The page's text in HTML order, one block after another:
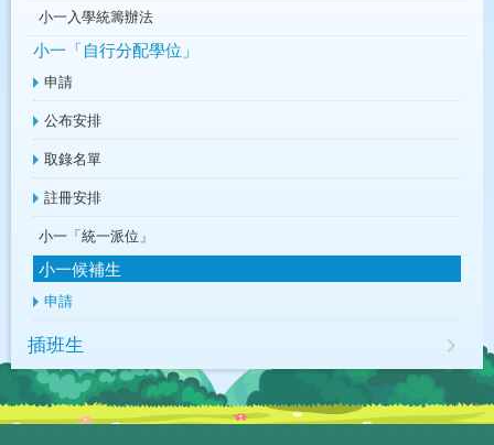
小一入學統籌辦法
小一「自行分配學位」
申請
公布安排
取錄名單
註冊安排
小一「統一派位」
小一候補生
申請
插班生